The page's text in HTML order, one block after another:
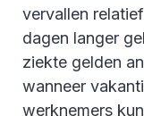
vervallen
dagen langer
ziekte gelden
wanneer
werknemers